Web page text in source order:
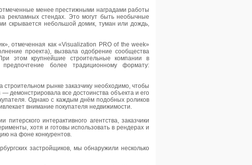
менее престижными наградами работы
рекламных стендах. Это могут быть необычные
скрывается небольшой домик, туман или дождь,
отмеченная как «Visualization PRO of the week»
проекта), вызвала одобрение сообщества
этом крупнейшие строительные компании в
более традиционному формату:
строительном рынке заказчику необходимо, чтобы
демонстрировала все достоинства объекта и его
Однако с каждым днём подобных роликов
внимание покупателя недвижимости.
интерактивного агентства, заказчики
хотя и готовы использовать в рендерах и
на фоне конкурентов.
застройщиков, мы обнаружили несколько